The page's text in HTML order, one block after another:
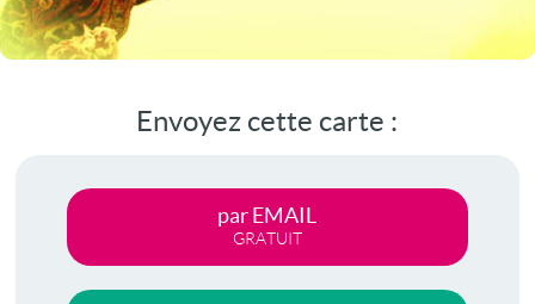
Envoyez cette carte :
par EMAIL
GRATUIT